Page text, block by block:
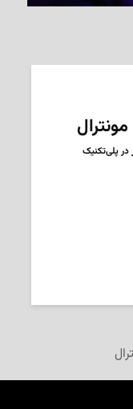
دانشجوی دختر در پلی‌تکنیک